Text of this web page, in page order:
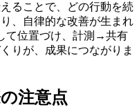
ることで、どの行動を続
、自律的な改善が生まれ
て位置づけ、計測→共有
りが、成果につながりま
注意点